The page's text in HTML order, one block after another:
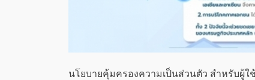
นโยบายคุ้มครองความเป็นส่วนตัว สำหรับผู้